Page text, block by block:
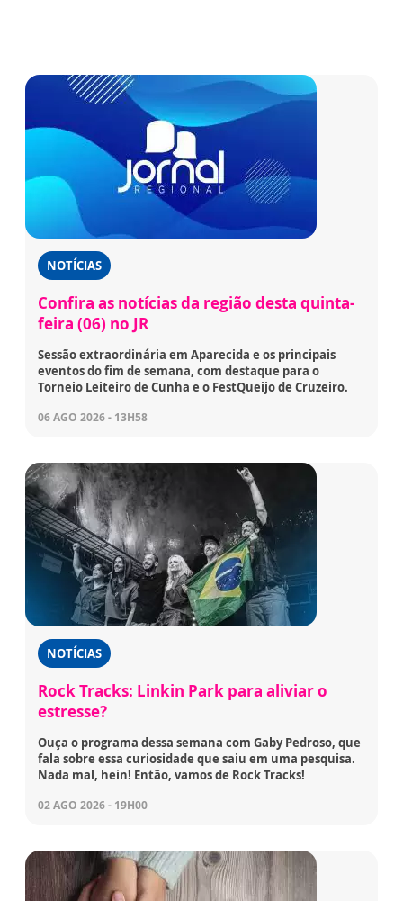
NOTÍCIAS
Confira as notícias da região desta quinta-
feira (06) no JR
Sessão extraordinária em Aparecida e os principais
eventos do fim de semana, com destaque para o
Torneio Leiteiro de Cunha e o FestQueijo de Cruzeiro.
06 AGO 2026 - 13H58
NOTÍCIAS
Rock Tracks: Linkin Park para aliviar o
estresse?
Ouça o programa dessa semana com Gaby Pedroso, que
fala sobre essa curiosidade que saiu em uma pesquisa.
Nada mal, hein! Então, vamos de Rock Tracks!
02 AGO 2026 - 19H00